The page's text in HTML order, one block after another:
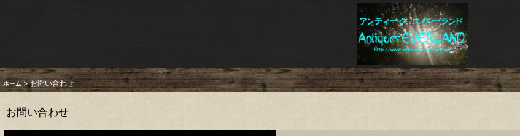
ホーム > お問い合わせ
お問い合わせ